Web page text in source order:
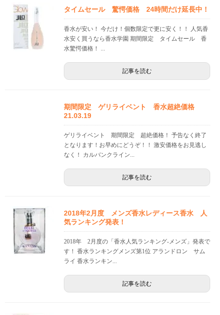
タイムセール 驚愕価格 24時間だけ延長中！
香水が安い！ 今だけ！個数限定で更に安く！！ 人気香
水安く買うなら香水学園 期間限定 タイムセール 香
水驚愕価格！ ...
記事を読む
期間限定 ゲリライベント 香水超絶価格
21.03.19
ゲリライベント 期間限定 超絶価格！ 予告なく終了
となります！お早めにどうぞ！！ 激安価格をお見逃し
なく！ カルバンクライン...
記事を読む
2018年2月度 メンズ香水レディース香水 人
気ランキング発表！
2018年 2月度の「香水人気ランキング-メンズ」発表で
す！ 香水ランキングメンズ第1位 アランドロン サム
ライ 香水ランキン...
記事を読む